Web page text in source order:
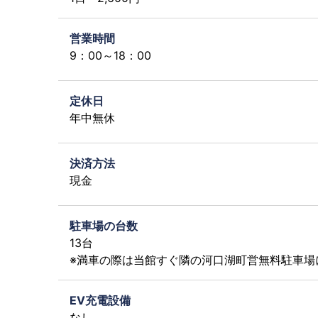
営業時間
9：00～18：00
定休日
年中無休
決済方法
現金
駐車場の台数
13台
※満車の際は当館すぐ隣の河口湖町営無料駐車
EV充電設備